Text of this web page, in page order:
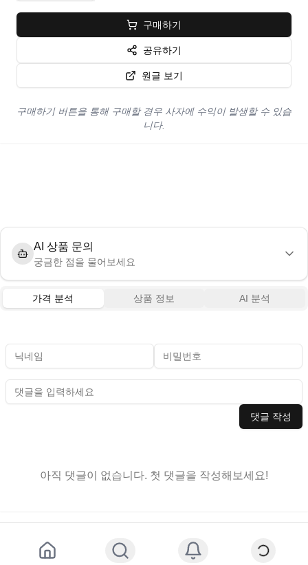
구매하기
공유하기
원글 보기
구매하기 버튼을 통해 구매할 경우 사자에 수익이 발생할 수 있습
니다.
AI 상품 문의
궁금한 점을 물어보세요
가격 분석 상품 정보 AI 분석
댓글 작성
아직 댓글이 없습니다. 첫 댓글을 작성해보세요!